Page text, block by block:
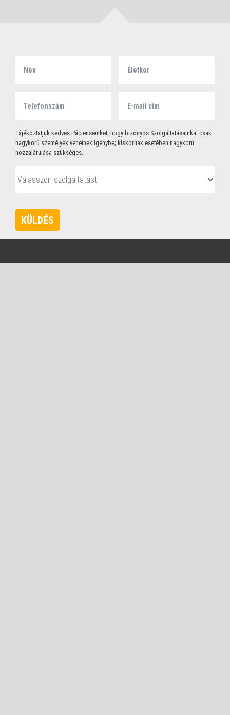
Tájékoztatjuk kedves Pácienseinket, hogy bizonyos Szolgáltatásainkat csak
nagykorú személyek vehetnek igénybe; kiskorúak esetében nagykorú
hozzájárulása szükséges.
KÜLDÉS